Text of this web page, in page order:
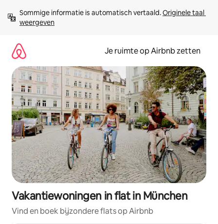
direct
naar
Sommige informatie is automatisch vertaald. Originele taal
weergeven
Je ruimte op Airbnb zetten
Vakantiewoningen in flat in München
Vind en boek bijzondere flats op Airbnb